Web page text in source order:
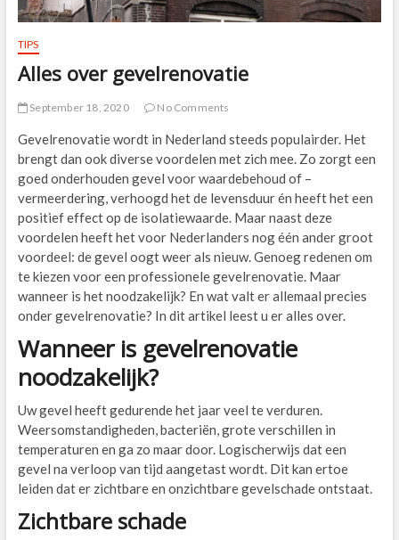
TIPS
Alles over gevelrenovatie
September 18, 2020 No Comments
Gevelrenovatie wordt in Nederland steeds populairder. Het
brengt dan ook diverse voordelen met zich mee. Zo zorgt een
goed onderhouden gevel voor waardebehoud of –
vermeerdering, verhoogd het de levensduur én heeft het een
positief effect op de isolatiewaarde. Maar naast deze
voordelen heeft het voor Nederlanders nog één ander groot
voordeel: de gevel oogt weer als nieuw. Genoeg redenen om
te kiezen voor een professionele gevelrenovatie. Maar
wanneer is het noodzakelijk? En wat valt er allemaal precies
onder gevelrenovatie? In dit artikel leest u er alles over.
Wanneer is gevelrenovatie
noodzakelijk?
Uw gevel heeft gedurende het jaar veel te verduren.
Weersomstandigheden, bacteriën, grote verschillen in
temperaturen en ga zo maar door. Logischerwijs dat een
gevel na verloop van tijd aangetast wordt. Dit kan ertoe
leiden dat er zichtbare en onzichtbare gevelschade ontstaat.
Zichtbare schade